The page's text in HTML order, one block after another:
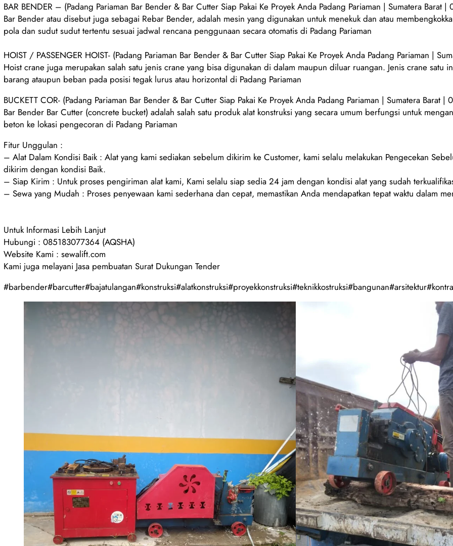
BAR BENDER – (Padang Pariaman Bar Bender & Bar Cutter Siap Pakai Ke Proyek Anda Padang Pariaman | Sumatera Barat
Bar Bender atau disebut juga sebagai Rebar Bender, adalah mesin yang digunakan untuk menekuk dan atau
pola dan sudut sudut tertentu sesuai jadwal rencana penggunaan secara otomatis di Padang Pariaman
HOIST / PASSENGER HOIST- (Padang Pariaman Bar Bender & Bar Cutter Siap Pakai Ke Proyek Anda Padang Pariaman |
Hoist crane juga merupakan salah satu jenis crane yang bisa digunakan di dalam maupun diluar ruangan. Jenis crane satu
barang ataupun beban pada posisi tegak lurus atau horizontal di Padang Pariaman
BUCKETT COR- (Padang Pariaman Bar Bender & Bar Cutter Siap Pakai Ke Proyek Anda Padang Pariaman | Sumatera Barat
Bar Bender Bar Cutter (concrete bucket) adalah salah satu produk alat konstruksi yang secara umum berfungsi untuk
beton ke lokasi pengecoran di Padang Pariaman
Fitur Unggulan :
– Alat Dalam Kondisi Baik : Alat yang kami sediakan sebelum dikirim ke Customer, kami selalu melakukan Pengecekan
dikirim dengan kondisi Baik.
– Siap Kirim : Untuk proses pengiriman alat kami, Kami selalu siap sedia 24 jam dengan kondisi alat yang sudah
– Sewa yang Mudah : Proses penyewaan kami sederhana dan cepat, memastikan Anda mendapatkan tepat waktu dalam
Untuk Informasi Lebih Lanjut
Hubungi : 085183077364 (AQSHA)
Website Kami : sewalift.com
Kami juga melayani Jasa pembuatan Surat Dukungan Tender